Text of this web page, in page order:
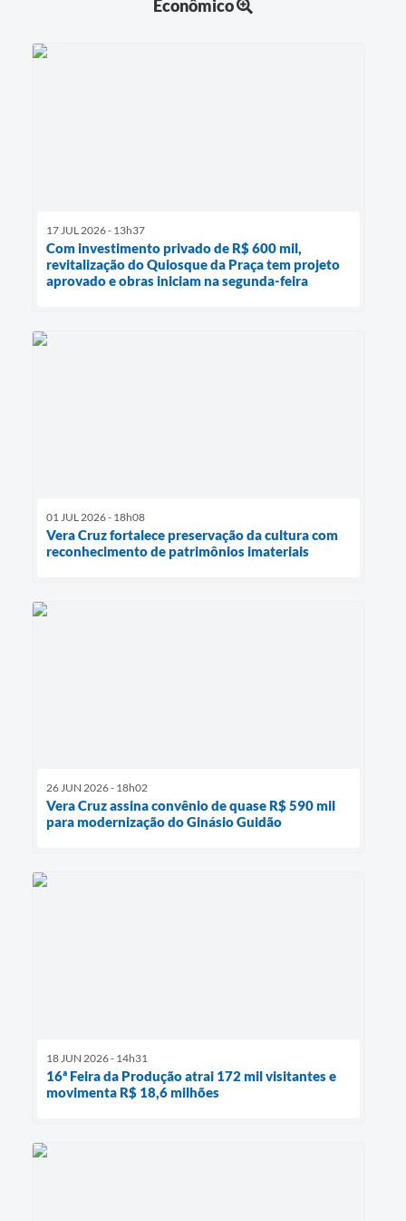
Econômico
17 JUL 2026 - 13h37
Com investimento privado de R$ 600 mil,
revitalização do Quiosque da Praça tem projeto
aprovado e obras iniciam na segunda-feira
01 JUL 2026 - 18h08
Vera Cruz fortalece preservação da cultura com
reconhecimento de patrimônios imateriais
26 JUN 2026 - 18h02
Vera Cruz assina convênio de quase R$ 590 mil
para modernização do Ginásio Guidão
18 JUN 2026 - 14h31
16ª Feira da Produção atrai 172 mil visitantes e
movimenta R$ 18,6 milhões